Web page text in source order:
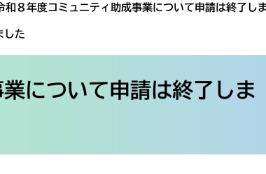
和８年度コミュニティ助成事業について申請は終了し
した
について申請は終了しま